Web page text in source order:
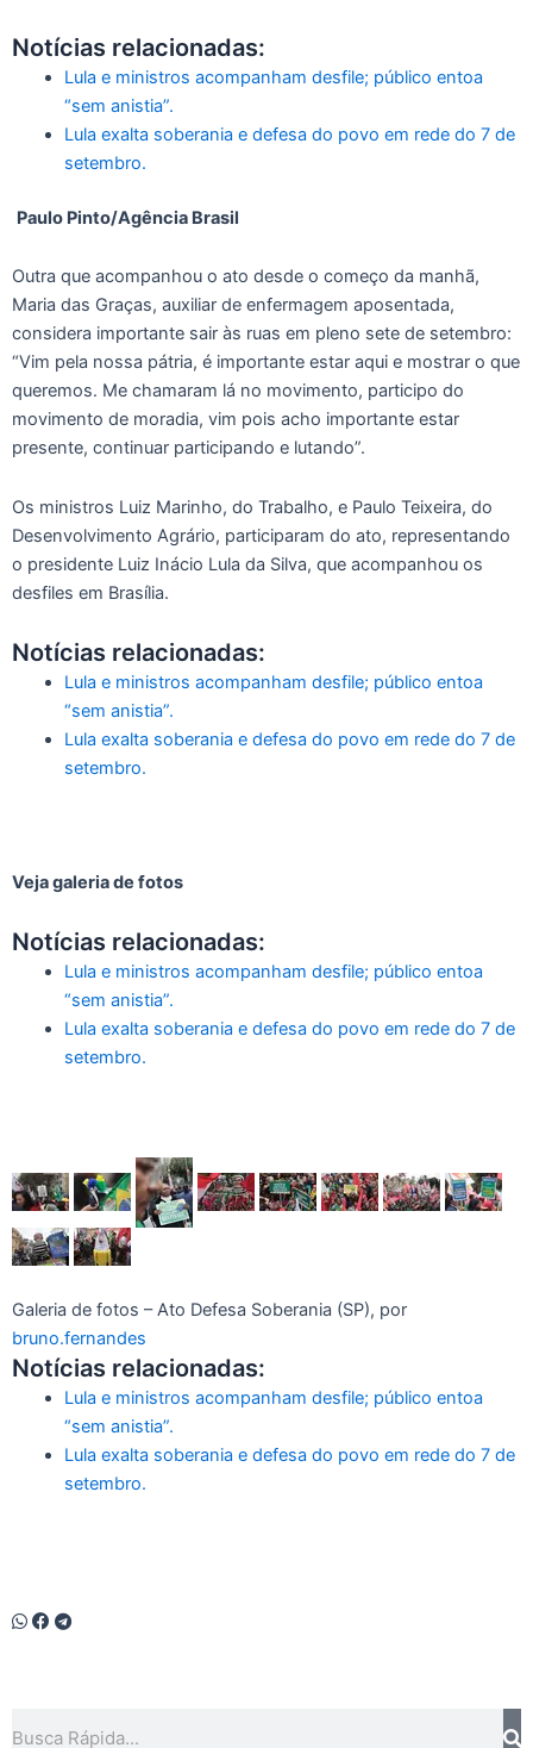
Notícias relacionadas:
Lula e ministros acompanham desfile; público entoa
“sem anistia”.
Lula exalta soberania e defesa do povo em rede do 7 de
setembro.
Paulo Pinto/Agência Brasil
Outra que acompanhou o ato desde o começo da manhã,
Maria das Graças, auxiliar de enfermagem aposentada,
considera importante sair às ruas em pleno sete de setembro:
“Vim pela nossa pátria, é importante estar aqui e mostrar o que
queremos. Me chamaram lá no movimento, participo do
movimento de moradia, vim pois acho importante estar
presente, continuar participando e lutando”.
Os ministros Luiz Marinho, do Trabalho, e Paulo Teixeira, do
Desenvolvimento Agrário, participaram do ato, representando
o presidente Luiz Inácio Lula da Silva, que acompanhou os
desfiles em Brasília.
Notícias relacionadas:
Lula e ministros acompanham desfile; público entoa
“sem anistia”.
Lula exalta soberania e defesa do povo em rede do 7 de
setembro.
Veja galeria de fotos
Notícias relacionadas:
Lula e ministros acompanham desfile; público entoa
“sem anistia”.
Lula exalta soberania e defesa do povo em rede do 7 de
setembro.
Galeria de fotos – Ato Defesa Soberania (SP), por
bruno.fernandes
Notícias relacionadas:
Lula e ministros acompanham desfile; público entoa
“sem anistia”.
Lula exalta soberania e defesa do povo em rede do 7 de
setembro.